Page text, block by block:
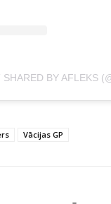
SHARED BY AFLEKS
Vācijas GP